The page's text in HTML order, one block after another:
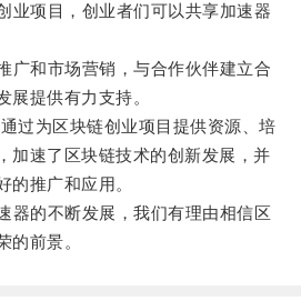
项目，创业者们可以共享加速器
和市场营销，与合作伙伴建立合
展提供有力支持。
为区块链创业项目提供资源、培
加速了区块链技术的创新发展，并
的推广和应用。
的不断发展，我们有理由相信区
的前景。